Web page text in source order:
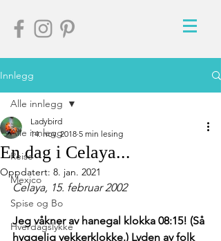
Innlegg
Alle innlegg
Reise
Mexico
Spise og Bo
Hverdagslykke
Alle innlegg
En dag i Celaya...
Ladybird
14. nov. 2018 5 min lesing
Oppdatert: 8. jan. 2021
Celaya, 15. februar 2002
Jeg våkner av hanegal klokka 08:15! (Så
hyggelig vekkerklokke.) Lyden av folk